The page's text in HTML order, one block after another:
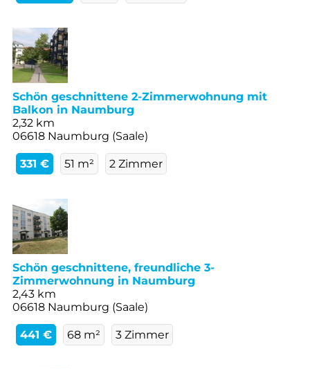
Schön geschnittene 2-Zimmerwohnung mit
Balkon in Naumburg
2,32 km
06618 Naumburg (Saale)
331 € 51 m² 2 Zimmer
Schön geschnittene, freundliche 3-
Zimmerwohnung in Naumburg
2,43 km
06618 Naumburg (Saale)
441 € 68 m² 3 Zimmer